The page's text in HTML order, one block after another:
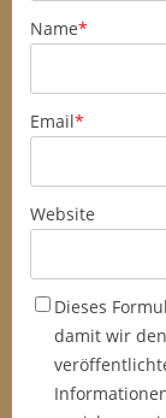
Name*
Email*
Website
Dieses
damit wir